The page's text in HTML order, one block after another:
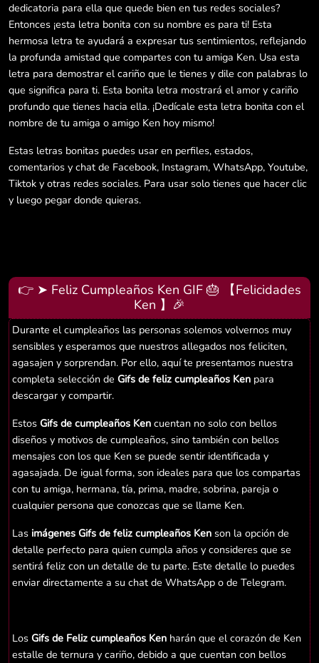
dedicatoria para ella que quede bien en tus redes sociales?
Entonces ¡esta letra bonita con su nombre es para ti! Esta
hermosa letra te ayudará a expresar tus sentimientos, reflejando
la profunda amistad que compartes con tu amiga Ken. Usa esta
letra para demostrar el cariño que le tienes y dile con palabras lo
que significa para ti. Esta bonita letra mostrará el amor y cariño
profundo que tienes hacia ella. ¡Dedícale esta letra bonita con el
nombre de tu amiga o amigo Ken hoy mismo!
Estas letras bonitas puedes usar en perfiles, estados,
comentarios y chat de Facebook, Instagram, WhatsApp, Youtube,
Tiktok y otras redes sociales. Para usar solo tienes que hacer clic
y luego pegar donde quieras.
👉 ➤ Feliz Cumpleaños Ken GIF 🎂 【Felicidades
Ken 】🎉
Durante el cumpleaños las personas solemos volvernos muy
sensibles y esperamos que nuestros allegados nos feliciten,
agasajen y sorprendan. Por ello, aquí te presentamos nuestra
completa selección de Gifs de feliz cumpleaños Ken para
descargar y compartir.
Estos Gifs de cumpleaños Ken cuentan no solo con bellos
diseños y motivos de cumpleaños, sino también con bellos
mensajes con los que Ken se puede sentir identificada y
agasajada. De igual forma, son ideales para que los compartas
con tu amiga, hermana, tía, prima, madre, sobrina, pareja o
cualquier persona que conozcas que se llame Ken.
Las imágenes Gifs de feliz cumpleaños Ken son la opción de
detalle perfecto para quien cumpla años y consideres que se
sentirá feliz con un detalle de tu parte. Este detalle lo puedes
enviar directamente a su chat de WhatsApp o de Telegram.
Los Gifs de Feliz cumpleaños Ken harán que el corazón de Ken
estalle de ternura y cariño, debido a que cuentan con bellos